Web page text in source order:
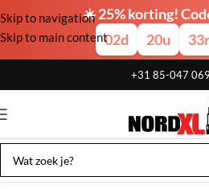
☀️ 25% korting!
02d 20u 33
Skip to navigation
Skip to main content
+31 85-047